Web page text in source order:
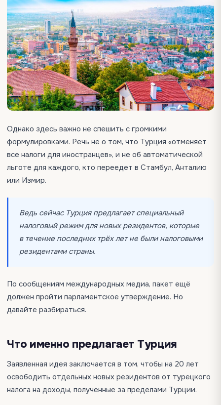
Однако здесь важно не спешить с громкими
формулировками. Речь не о том, что Турция «отменяет
все налоги для иностранцев», и не об автоматической
льготе для каждого, кто переедет в Стамбул, Анталию
или Измир.
Ведь сейчас Турция предлагает специальный
налоговый режим для новых резидентов, которые
в течение последних трёх лет не были налоговыми
резидентами страны.
По сообщениям международных медиа, пакет ещё
должен пройти парламентское утверждение. Но
давайте разбираться.
Что именно предлагает Турция
Заявленная идея заключается в том, чтобы на 20 лет
освободить отдельных новых резидентов от турецкого
налога на доходы, полученные за пределами Турции.